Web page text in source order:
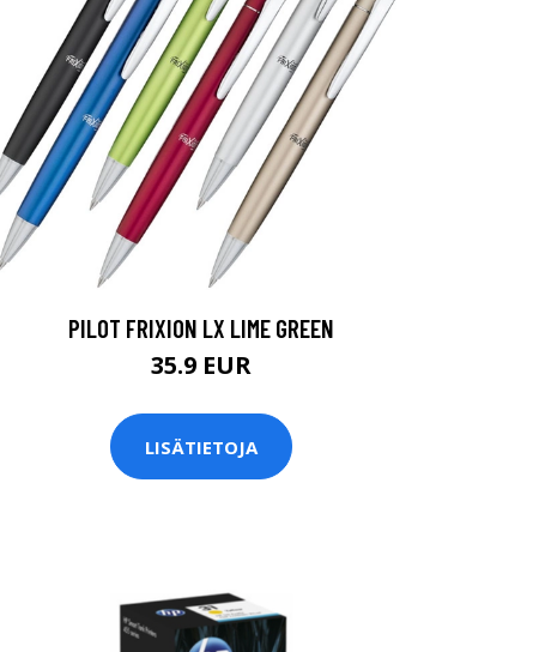
PILOT FRIXION LX LIME GREEN
35.9 EUR
LISÄTIETOJA